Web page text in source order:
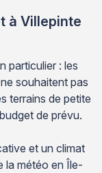
à Villepinte
particulier : les
souhaitent pas
terrains de petite
de prévu.
et un climat
la météo en Île-